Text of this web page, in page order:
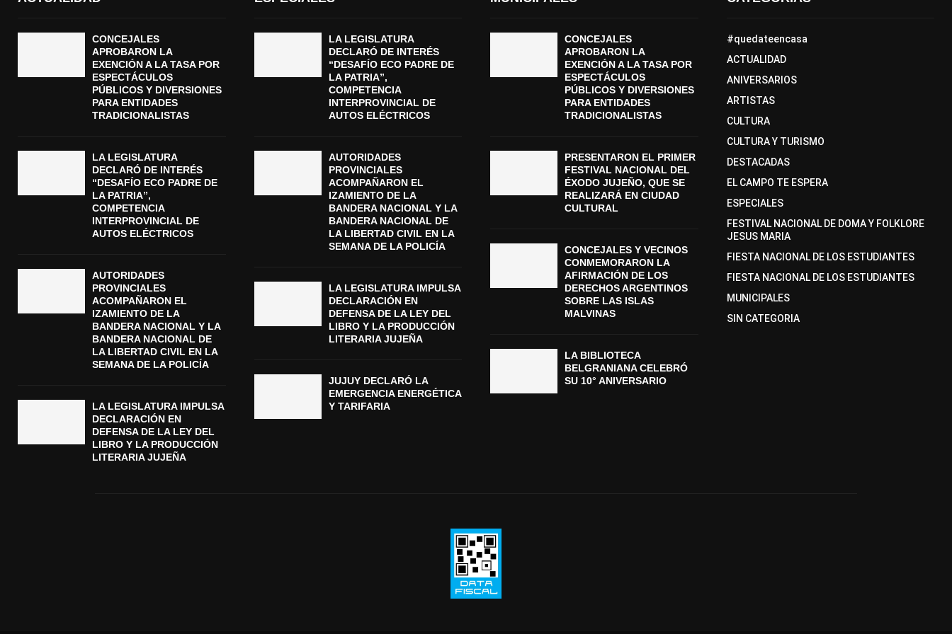
CONCEJALES
APROBARON LA
EXENCIÓN A LA TASA POR
ESPECTÁCULOS
PÚBLICOS Y DIVERSIONES
PARA ENTIDADES
TRADICIONALISTAS
LA LEGISLATURA
DECLARÓ DE INTERÉS
“DESAFÍO ECO PADRE DE
LA PATRIA”,
COMPETENCIA
INTERPROVINCIAL DE
AUTOS ELÉCTRICOS
AUTORIDADES
PROVINCIALES
ACOMPAÑARON EL
IZAMIENTO DE LA
BANDERA NACIONAL Y LA
BANDERA NACIONAL DE
LA LIBERTAD CIVIL EN LA
SEMANA DE LA POLICÍA
LA LEGISLATURA IMPULSA
DECLARACIÓN EN
DEFENSA DE LA LEY DEL
LIBRO Y LA PRODUCCIÓN
LITERARIA JUJEÑA
LA LEGISLATURA
DECLARÓ DE INTERÉS
“DESAFÍO ECO PADRE DE
LA PATRIA”,
COMPETENCIA
INTERPROVINCIAL DE
AUTOS ELÉCTRICOS
AUTORIDADES
PROVINCIALES
ACOMPAÑARON EL
IZAMIENTO DE LA
BANDERA NACIONAL Y LA
BANDERA NACIONAL DE
LA LIBERTAD CIVIL EN LA
SEMANA DE LA POLICÍA
LA LEGISLATURA IMPULSA
DECLARACIÓN EN
DEFENSA DE LA LEY DEL
LIBRO Y LA PRODUCCIÓN
LITERARIA JUJEÑA
JUJUY DECLARÓ LA
EMERGENCIA ENERGÉTICA
Y TARIFARIA
CONCEJALES
APROBARON LA
EXENCIÓN A LA TASA POR
ESPECTÁCULOS
PÚBLICOS Y DIVERSIONES
PARA ENTIDADES
TRADICIONALISTAS
PRESENTARON EL PRIMER
FESTIVAL NACIONAL DEL
ÉXODO JUJEÑO, QUE SE
REALIZARÁ EN CIUDAD
CULTURAL
CONCEJALES Y VECINOS
CONMEMORARON LA
AFIRMACIÓN DE LOS
DERECHOS ARGENTINOS
SOBRE LAS ISLAS
MALVINAS
LA BIBLIOTECA
BELGRANIANA CELEBRÓ
SU 10° ANIVERSARIO
#quedateencasa
ACTUALIDAD
ANIVERSARIOS
ARTISTAS
CULTURA
CULTURA Y TURISMO
DESTACADAS
EL CAMPO TE ESPERA
ESPECIALES
FESTIVAL NACIONAL DE DOMA Y FOLKLORE
JESUS MARIA
FIESTA NACIONAL DE LOS ESTUDIANTES
FIESTA NACIONAL DE LOS ESTUDIANTES
MUNICIPALES
SIN CATEGORIA